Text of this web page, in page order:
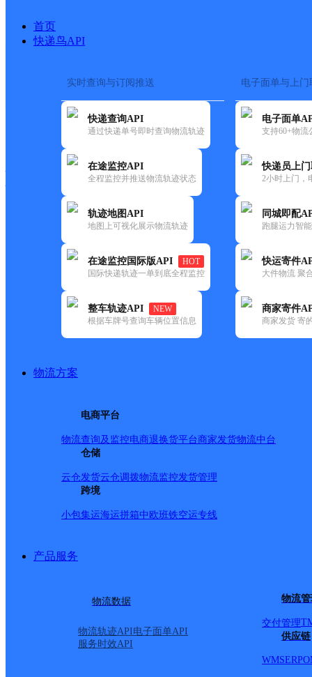
首页
快递鸟API
实时查询与订阅推送
快递查询API
通过快递单号即时查询物流轨迹
在途监控API
全程监控并推送物流轨迹状态
轨迹地图API
地图上可视化展示物流轨迹
在途监控国际版API
HOT
国际快递轨迹一单到底全程监控
整车轨迹API
NEW
根据车牌号查询车辆位置信息
电子面单与上门
电子面单
支持60+物流
快递员上
2小时上门，
同城即配
跑腿运力智
快运寄件
大件物流 聚
商家寄件
商家发货 寄
物流方案
电商平台
物流查询及监控电商退换货平台商家发货物流中台
仓储
云仓发货云仓调拨物流监控发货管理
跨境
小包集运海运拼箱中欧班铁空运专线
产品服务
物流数据
物流轨迹API电子面单API
服务时效API
物流
交付管理
供应链
WMSERP
快运大全 快递时效
顺丰
景凤路店菜鸟驿站
更新时间：2021-11-26 00:00:00
所属快递：顺丰速运
所属区域：浙江省-台州市-仙居县
网点地址：南峰街道景凤路120号
网点负责人：